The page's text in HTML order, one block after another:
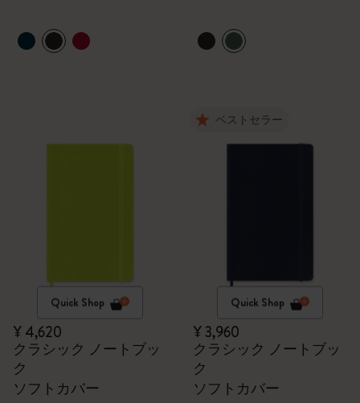
Quick Shop
¥ 4,620
クラシック ノートブッ
ク
ソフトカバー
ベストセラー
Quick Shop
¥ 3,960
クラシック ノートブッ
ク
ソフトカバー